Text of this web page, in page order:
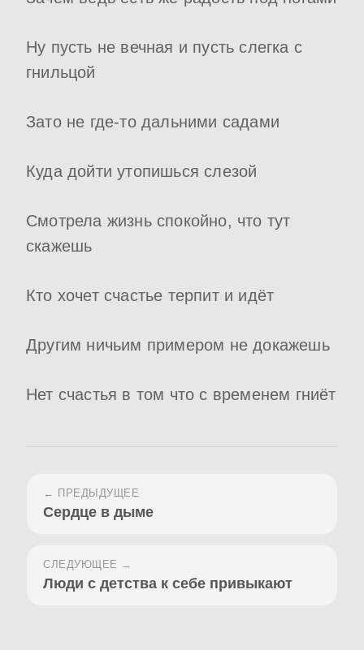
Ну пусть не вечная и пусть слегка с
гнильцой
Зато не где-то дальними садами
Куда дойти утопишься слезой
Смотрела жизнь спокойно, что тут
скажешь
Кто хочет счастье терпит и идёт
Другим ничьим примером не докажешь
Нет счастья в том что с временем гниёт
← ПРЕДЫДУЩЕЕ
Сердце в дыме
СЛЕДУЮЩЕЕ →
Люди с детства к себе привыкают